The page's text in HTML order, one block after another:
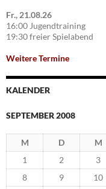
Fr., 21.08.26
16:00 Jugendtraining
19:30 freier Spielabend
Weitere Termine
KALENDER
SEPTEMBER 2008
M D M
1
2 3
8
9 10